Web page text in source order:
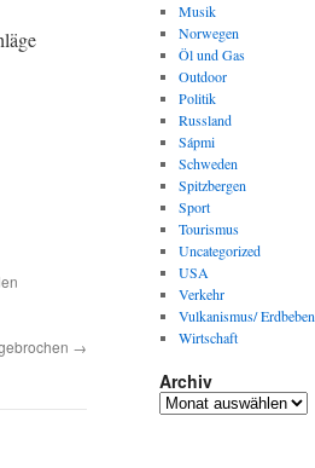
→
Musik
Norwegen
Öl und Gas
Outdoor
Politik
Russland
Sápmi
Schweden
Spitzbergen
Sport
Tourismus
Uncategorized
USA
Verkehr
Vulkanismus/ Erdbeben
Wirtschaft
Archiv
Archiv